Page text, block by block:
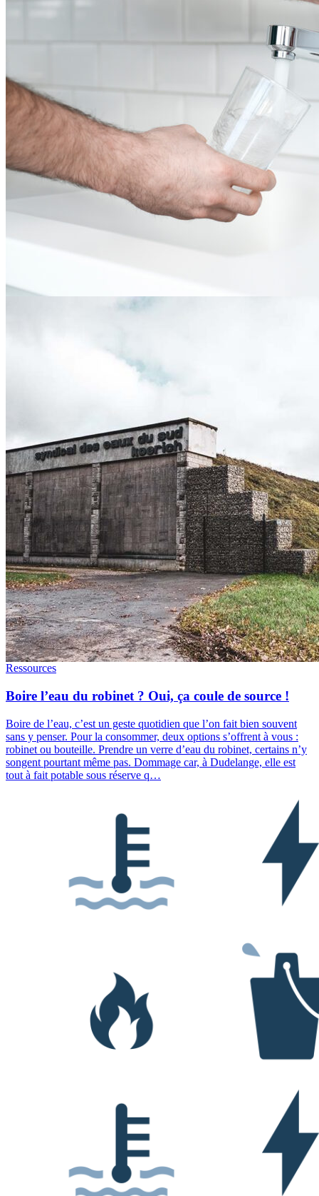
Ressources
Boire l’eau du robinet ? Oui, ça coule de source !
Boire de l’eau, c’est un geste quotidien que l’on fait bien souvent
sans y penser. Pour la consommer, deux options s’offrent à vous :
robinet ou bouteille. Prendre un verre d’eau du robinet, certains n’y
songent pourtant même pas. Dommage car, à Dudelange, elle est
tout à fait potable sous réserve q…